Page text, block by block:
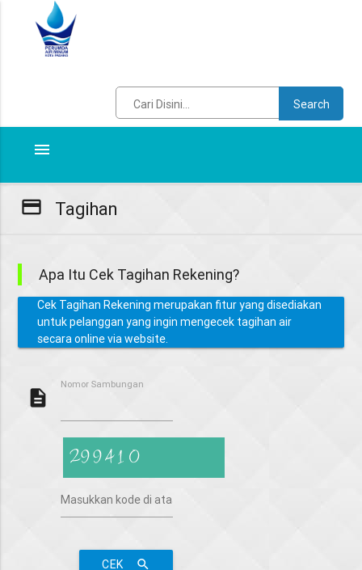
Search
menu
payment Tagihan
Apa Itu Cek Tagihan Rekening?
Cek Tagihan Rekening merupakan fitur yang disediakan
untuk pelanggan yang ingin mengecek tagihan air
secara online via website.
description
Nomor Sambungan
CEK search